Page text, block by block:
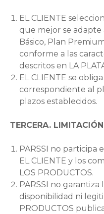
EL CLIENTE
que mejor se adapte
Básico, Plan
conforme a las
descritos en LA
EL CLIENTE se
correspondiente al
plazos establecidos.
TERCERA.
PARSSI no participa
EL CLIENTE y los
LOS PRODUCTOS.
PARSSI no garantiza
disponibilidad ni
PRODUCTOS